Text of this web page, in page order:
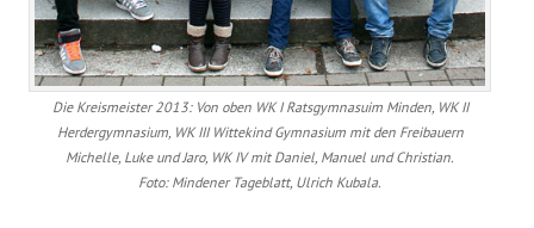
Die Kreismeister 2013: Von oben WK I Ratsgymnasuim Minden, WK II
Herdergymnasium, WK III Wittekind Gymnasium mit den Freibauern
Michelle, Luke und Jaro, WK IV mit Daniel, Manuel und Christian.
Foto: Mindener Tageblatt, Ulrich Kubala.